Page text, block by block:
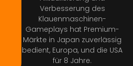
Verbesserung des
Klauenmaschinen-
Gameplays hat Premium-
Märkte in Japan zuverlässig
bedient, Europa, und die USA
für 8 Jahre.